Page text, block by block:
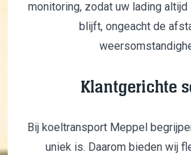
monitoring, zodat uw lading
blijft, ongeacht de
Klantgerichte
Bij koeltransport Meppel
uniek is. Daarom bieden wij